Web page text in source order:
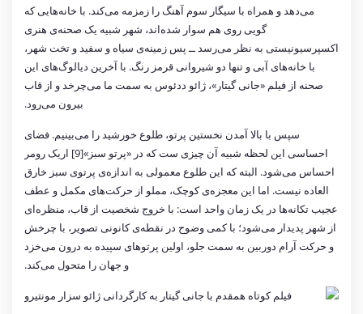
می‌دهد و همراه با سیگار سوم آهنگ را زمزمه می‌کند. با خانه‌هایی که
گویی روی هم سوار شده‌اند، شهر شبیه یک صحنه‌ی هنری
اکسپرسیونیستی به نظر می‌رسد ــ پس زمینه‌ی سیاه و سفید و تخت شهر،
با خانه‌های آبی و تنها دو شیروانی قرمز رنگ. با آخرین دیالوگ‌های این
صحنه از فیلم «جانی گیتار»، ژائو ددئوس به سمت ما می‌چرخد و از قاب
بیرون می‌رود.
سپس با بالا آمدن نخستین پرتو، طلوع خورشید را می‌بینیم. فضای
احساسی این لحظه شبیه آن چیزی ست که در «پرتو سبز»[9] اریک رومر
احساس می‌شود. البته که این طلوع معمولی به اندازه‌ی پرتوی سبز خارق
العاده نیست. اما این معجزه‌ی کوچک، مملو از حرکت‌های مکمل و عطف
عجیب تکانه‌ها در یک زمان واحد است: با خروج شخصیت از قاب، منظره‌ای
از شهر پدیدار می‌شود؛ با کمی وضوح در نقطه‌ی کانونی تصویر، با چرخش
و حرکت آرام دوربین به سمت جلو، اولین پرتوهای سپیده به درون می‌خزد
و جهان را متحول می‌کند.